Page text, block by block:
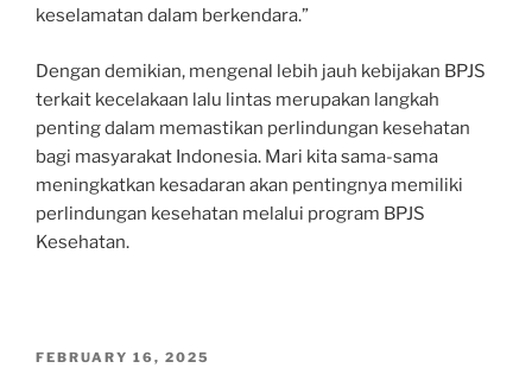
keselamatan dalam berkendara.”
Dengan demikian, mengenal lebih jauh kebijakan BPJS
terkait kecelakaan lalu lintas merupakan langkah
penting dalam memastikan perlindungan kesehatan
bagi masyarakat Indonesia. Mari kita sama-sama
meningkatkan kesadaran akan pentingnya memiliki
perlindungan kesehatan melalui program BPJS
Kesehatan.
POSTED
FEBRUARY 16, 2025